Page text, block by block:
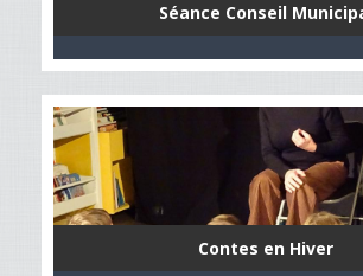
Séance Conseil
Contes en Hiver